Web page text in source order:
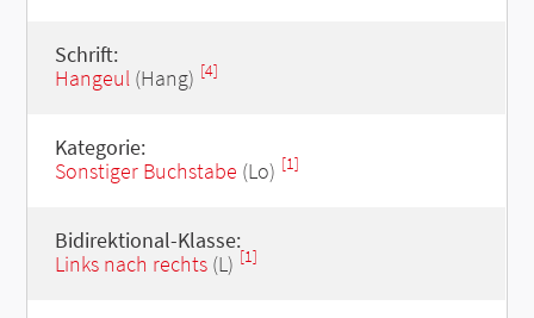
Schrift:
Hangeul(Hang) [4]
Kategorie:
Sonstiger Buchstabe (Lo) [1]
Bidirektional-Klasse:
Links nach rechts(L) [1]